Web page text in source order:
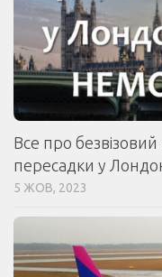
Все про безвізовий
пересадки у
5 ЖОВ, 2023